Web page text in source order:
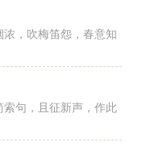
，吹梅笛怨，春意知
句，且征新声，作此